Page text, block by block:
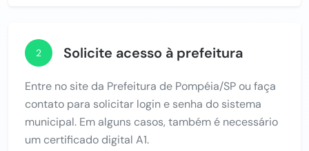
2 Solicite acesso à prefeitura
Entre no site da Prefeitura de Pompéia/SP ou faça
contato para solicitar login e senha do sistema
municipal. Em alguns casos, também é necessário
um certificado digital A1.